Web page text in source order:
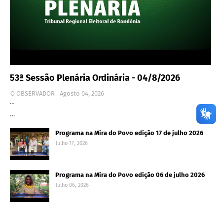
53ª Sessão Plenária Ordinária - 04/8/2026
O OBSERVADOR
Agosto 04, 2026
…
…
Programa na Mira do Povo edição 17 de julho 2026
Julho 17, 2026
Programa na Mira do Povo edição 06 de julho 2026
Julho 06, 2026